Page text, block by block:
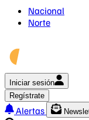
Nacional
Norte
Iniciar sesión
Regístrate
Alertas